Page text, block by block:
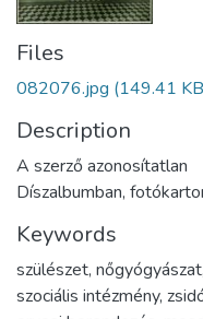
Files
082076.jpg (149.41
Description
A szerző azonosítatlan
Díszalbumban,
Keywords
szülészet, nőgyógyászat,
szociális intézmény,